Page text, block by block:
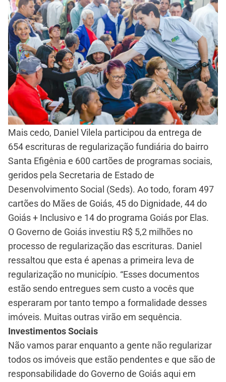
Mais cedo, Daniel Vilela participou da entrega de
654 escrituras de regularização fundiária do bairro
Santa Efigênia e 600 cartões de programas sociais,
geridos pela Secretaria de Estado de
Desenvolvimento Social (Seds). Ao todo, foram 497
cartões do Mães de Goiás, 45 do Dignidade, 44 do
Goiás + Inclusivo e 14 do programa Goiás por Elas.
O Governo de Goiás investiu R$ 5,2 milhões no
processo de regularização das escrituras. Daniel
ressaltou que esta é apenas a primeira leva de
regularização no município. “Esses documentos
estão sendo entregues sem custo a vocês que
esperaram por tanto tempo a formalidade desses
imóveis. Muitas outras virão em sequência.
Investimentos Sociais
Não vamos parar enquanto a gente não regularizar
todos os imóveis que estão pendentes e que são de
responsabilidade do Governo de Goiás aqui em